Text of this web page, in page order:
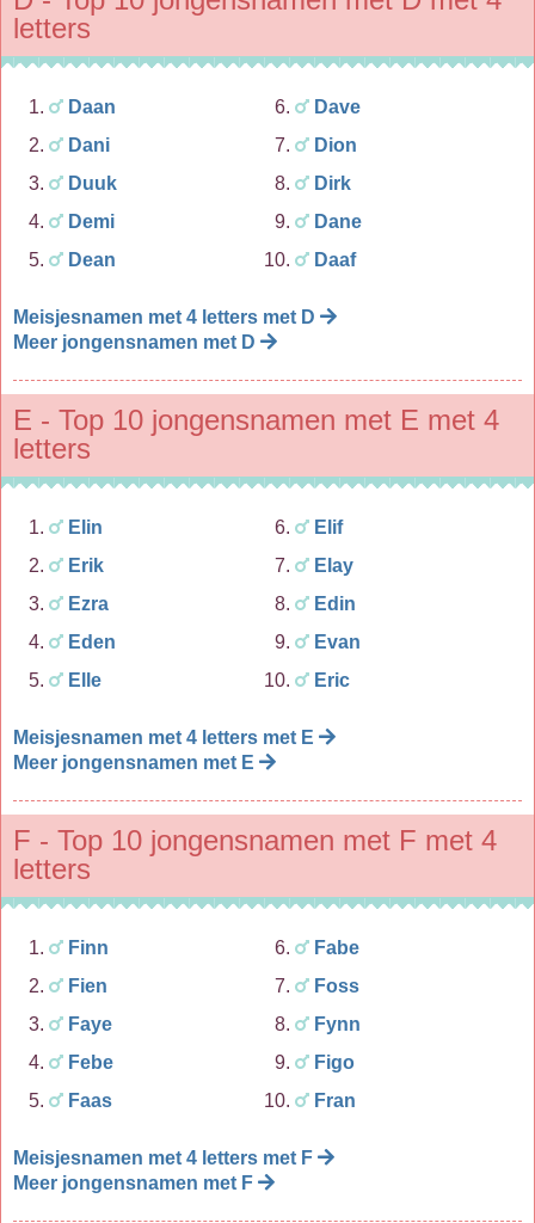
letters
Daan
Dani
Duuk
Demi
Dean
Dave
Dion
Dirk
Dane
Daaf
Meisjesnamen met 4 letters met D
Meer jongensnamen met D
E - Top 10 jongensnamen met E met 4
letters
Elin
Erik
Ezra
Eden
Elle
Elif
Elay
Edin
Evan
Eric
Meisjesnamen met 4 letters met E
Meer jongensnamen met E
F - Top 10 jongensnamen met F met 4
letters
Finn
Fien
Faye
Febe
Faas
Fabe
Foss
Fynn
Figo
Fran
Meisjesnamen met 4 letters met F
Meer jongensnamen met F